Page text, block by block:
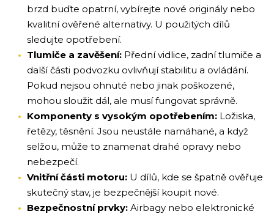
brzd buďte opatrní, vybírejte nové originály nebo
kvalitní ověřené alternativy. U použitých dílů
sledujte opotřebení.
Tlumiče a zavěšení: Přední vidlice, zadní tlumiče a
další části podvozku ovlivňují stabilitu a ovládání.
Pokud nejsou ohnuté nebo jinak poškozené,
mohou sloužit dál, ale musí fungovat správně.
Komponenty s vysokým opotřebením: Ložiska,
řetězy, těsnění. Jsou neustále namáhané, a když
selžou, může to znamenat drahé opravy nebo
nebezpečí.
Vnitřní části motoru: U dílů, kde se špatně ověřuje
skutečný stav, je bezpečnější koupit nové.
Bezpečnostní prvky: Airbagy nebo elektronické